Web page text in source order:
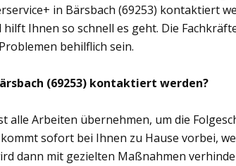
in Bärsbach (69253) kontaktiert
Ihnen so schnell es geht. Die
behilflich sein.
(69253) kontaktiert werden?
alle Arbeiten übernehmen, um die
sofort bei Ihnen zu Hause vorbei,
dann mit gezielten Maßnahmen